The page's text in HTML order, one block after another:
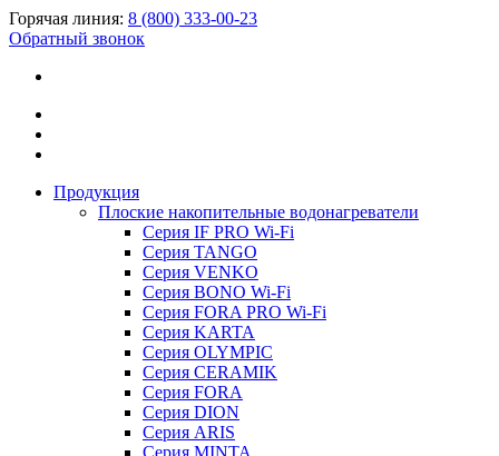
Горячая линия: 8 (800) 333-00-23
Обратный звонок
Продукция
Плоские накопительные водонагреватели
Серия IF PRO Wi-Fi
Серия TANGO
Серия VENKO
Серия BONO Wi-Fi
Серия FORA PRO Wi-Fi
Серия KARTA
Серия OLYMPIC
Серия CERAMIK
Серия FORA
Серия DION
Серия ARIS
Серия MINTA